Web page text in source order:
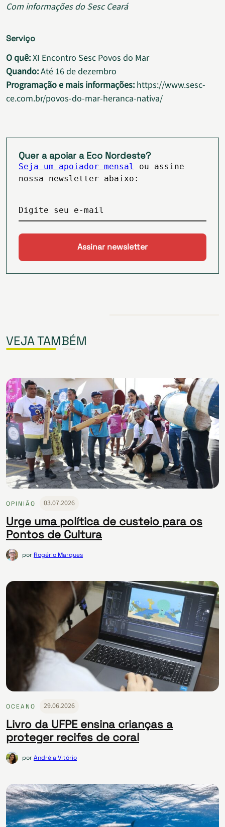
Com informações do Sesc Ceará
Serviço
O quê:XI Encontro Sesc Povos do Mar
Quando:Até 16 de dezembro
Programação e mais informações: https://www.sesc-
ce.com.br/povos-do-mar-heranca-nativa/
Quer a apoiar a Eco Nordeste?
Seja um apoiador mensal
ou assine
nossa newsletter abaixo:
Digite seu e-mail
VEJA TAMBÉM
OPINIÃO 03.07.2026
Urge uma política de custeio para os
Pontos de Cultura
por Rogério Marques
OCEANO 29.06.2026
Livro da UFPE ensina crianças a
proteger recifes de coral
porAndréia Vitório